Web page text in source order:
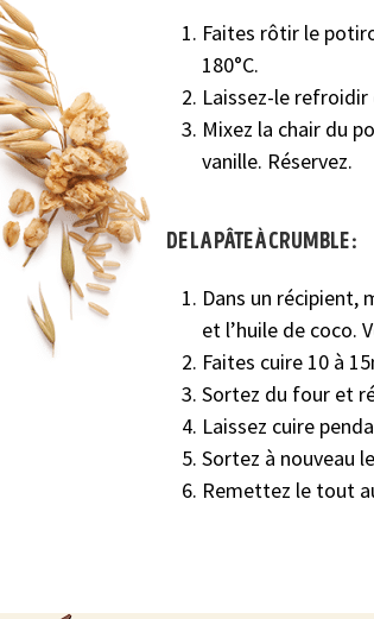
Faites rôtir le
180°C.
Laissez-le refroidir
Mixez la chair du
vanille. Réservez.
de la pâte à crumble :
Dans un récipient,
et l’huile de coco.
Faites cuire 10 à
Sortez du four et
Laissez cuire
Sortez à nouveau
Remettez le tout